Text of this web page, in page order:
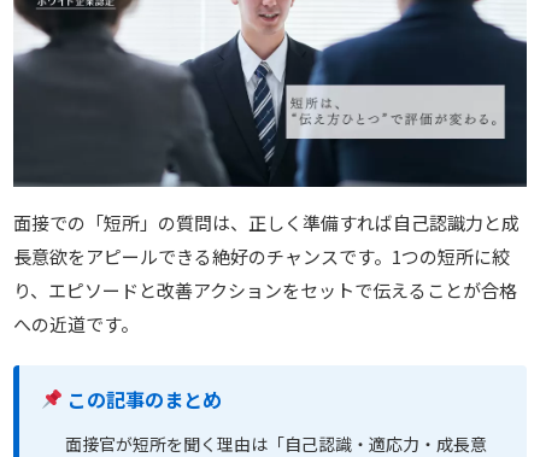
面接での「短所」の質問は、正しく準備すれば自己認識力と成
長意欲をアピールできる絶好のチャンスです。1つの短所に絞
り、エピソードと改善アクションをセットで伝えることが合格
への近道です。
この記事のまとめ
面接官が短所を聞く理由は「自己認識・適応力・成長意